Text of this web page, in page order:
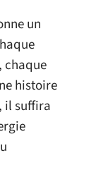
un
chaque
histoire
il suffira